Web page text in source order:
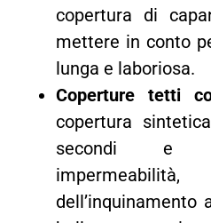
copertura di
mettere in conto
lunga e laboriosa.
Coperture tetti
copertura
secondi e
dell’inquinamento